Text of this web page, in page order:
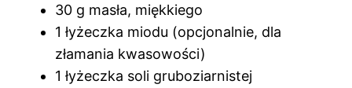
30 g masła, miękkiego
1 łyżeczka miodu (opcjonalnie, dla
złamania kwasowości)
1 łyżeczka soli gruboziarnistej